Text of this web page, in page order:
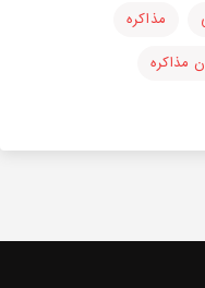
مذاکره
مذاکره